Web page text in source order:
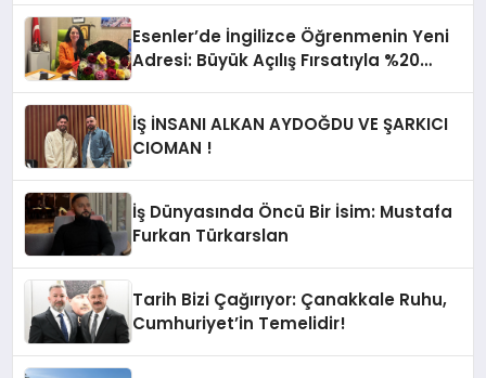
Esenler’de İngilizce Öğrenmenin Yeni
Adresi: Büyük Açılış Fırsatıyla %20
İŞ İNSANI ALKAN AYDOĞDU VE ŞARKICI
CIOMAN !
İş Dünyasında Öncü Bir İsim: Mustafa
Furkan Türkarslan
Tarih Bizi Çağırıyor: Çanakkale Ruhu,
Cumhuriyet’in Temelidir!